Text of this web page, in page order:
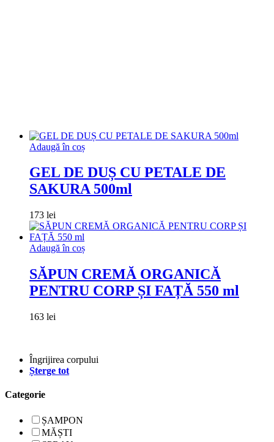
Adaugă în coș
GEL DE DUȘ CU PETALE DE
SAKURA 500ml
173 lei
Adaugă în coș
SĂPUN CREMĂ ORGANICĂ
PENTRU CORP ȘI FAȚĂ 550 ml
163 lei
Îngrijirea corpului
Șterge tot
Сategorie
ȘAMPON
MĂȘTI